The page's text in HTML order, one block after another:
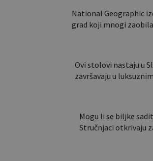
National Geographic
grad koji mnogi
Ovi stolovi nastaju u
završavaju u
Mogu li se biljke
Stručnjaci otkrivaju